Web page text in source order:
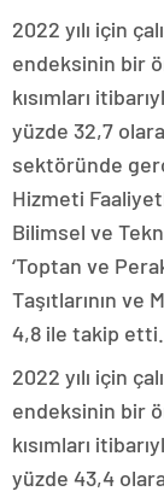
2022 yılı için
endeksinin bir
kısımları
yüzde 32,7
sektöründe
Hizmeti
Bilimsel ve
‘Toptan ve
Taşıtlarının ve
4,8 ile takip etti.
2022 yılı için
endeksinin bir
kısımları
yüzde 43,4